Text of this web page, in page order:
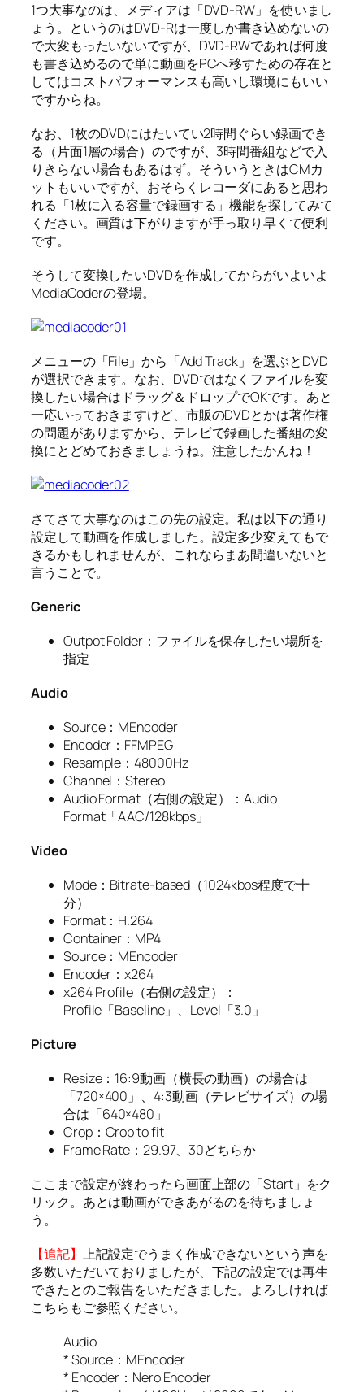
1つ大事なのは、メディアは「DVD-RW」を使いまし
ょう。というのはDVD-Rは一度しか書き込めないの
で大変もったいないですが、DVD-RWであれば何度
も書き込めるので単に動画をPCへ移すための存在と
してはコストパフォーマンスも高いし環境にもいい
ですからね。
なお、1枚のDVDにはたいてい2時間ぐらい録画でき
る（片面1層の場合）のですが、3時間番組などで入
りきらない場合もあるはず。そういうときはCMカ
ットもいいですが、おそらくレコーダにあると思わ
れる「1枚に入る容量で録画する」機能を探してみて
ください。画質は下がりますが手っ取り早くて便利
です。
そうして変換したいDVDを作成してからがいよいよ
MediaCoderの登場。
メニューの「File」から「Add Track」を選ぶとDVD
が選択できます。なお、DVDではなくファイルを変
換したい場合はドラッグ＆ドロップでOKです。あと
一応いっておきますけど、市販のDVDとかは著作権
の問題がありますから、テレビで録画した番組の変
換にとどめておきましょうね。注意したかんね！
さてさて大事なのはこの先の設定。私は以下の通り
設定して動画を作成しました。設定多少変えてもで
きるかもしれませんが、これならまあ間違いないと
言うことで。
Generic
Outpot Folder：ファイルを保存したい場所を
指定
Audio
Source：MEncoder
Encoder：FFMPEG
Resample：48000Hz
Channel：Stereo
Audio Format（右側の設定）：Audio
Format「AAC/128kbps」
Video
Mode：Bitrate-based（1024kbps程度で十
分）
Format：H.264
Container：MP4
Source：MEncoder
Encoder：x264
x264 Profile（右側の設定）：
Profile「Baseline」、Level「3.0」
Picture
Resize：16:9動画（横長の動画）の場合は
「720×400」、4:3動画（テレビサイズ）の場
合は「640×480」
Crop：Crop to fit
Frame Rate：29.97、30どちらか
ここまで設定が終わったら画面上部の「Start」をク
リック。あとは動画ができあがるのを待ちましょ
う。
【追記】 上記設定でうまく作成できないという声を
多数いただいておりましたが、下記の設定では再生
できたとのご報告をいただきました。よろしければ
こちらもご参照ください。
Audio
* Source：MEncoder
* Encoder：Nero Encoder